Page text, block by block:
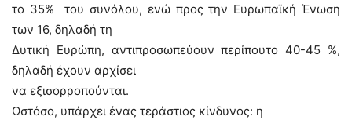
το 35% του συνόλου, ενώ προς την Ευρωπαϊκή Ένωση
των 16, δηλαδή τη
Δυτική Ευρώπη, αντιπροσωπεύουν περίπουτο 40-45 %,
δηλαδή έχουν αρχίσει
να εξισορροπούνται.
Ωστόσο, υπάρχει ένας τεράστιος κίνδυνος: η